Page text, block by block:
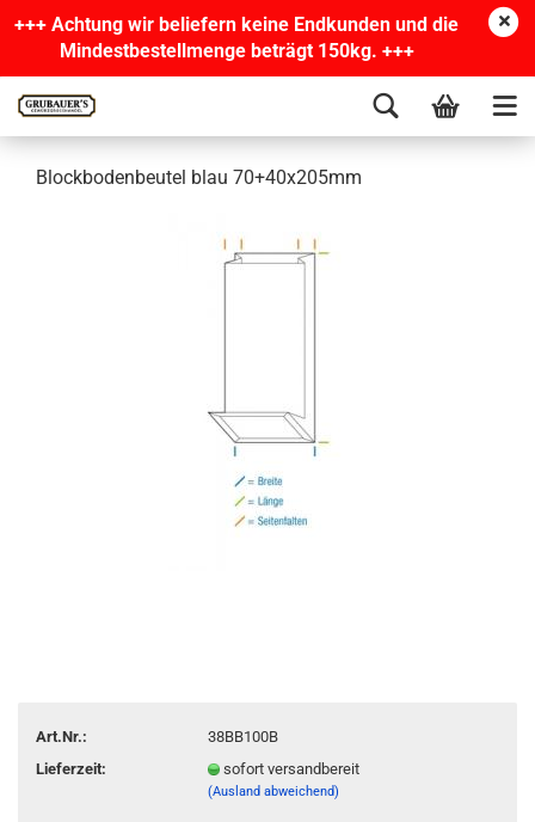
+++ Achtung wir beliefern keine Endkunden und die
Mindestbestellmenge beträgt 150kg. +++
Blockbodenbeutel blau 70+40x205mm
Art.Nr.:
38BB100B
Lieferzeit:
sofort versandbereit
(Ausland abweichend)